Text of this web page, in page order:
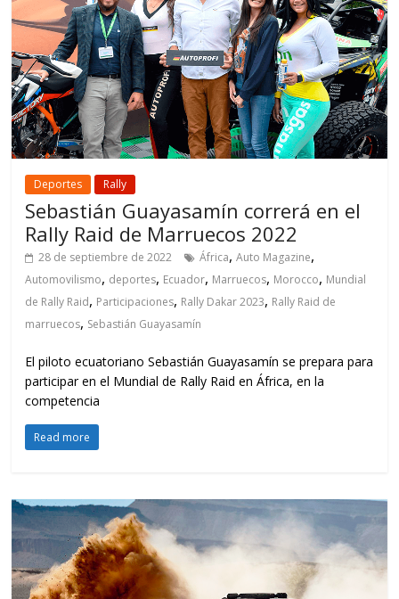
Deportes Rally
Sebastián Guayasamín correrá en el
Rally Raid de Marruecos 2022
28 de septiembre de 2022 África,Auto Magazine,
Automovilismo, deportes, Ecuador, Marruecos, Morocco, Mundial
de Rally Raid, Participaciones, Rally Dakar 2023, Rally Raid de
marruecos, Sebastián Guayasamín
El piloto ecuatoriano Sebastián Guayasamín se prepara para
participar en el Mundial de Rally Raid en África, en la
competencia
Read more